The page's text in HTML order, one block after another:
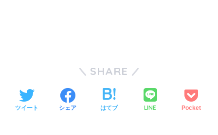
SHARE
ツイート シェア はてブ LINE Pocket